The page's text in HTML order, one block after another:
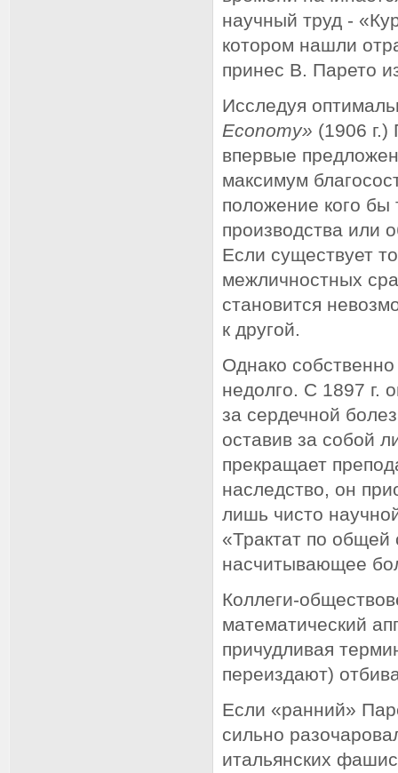
научный труд -
котором нашли
принес В. Парето
Исследуя
Economy» (1906
впервые
максимум
положение кого
производства или
Если существует
межличностных
становится
к другой.
Однако
недолго. С 1897 г.
за сердечной
оставив за собой
прекращает
наследство, он
лишь чисто
«Трактат по общей
насчитывающее
Коллеги-
математический
причудливая
переиздают)
Если «ранний»
сильно
итальянских